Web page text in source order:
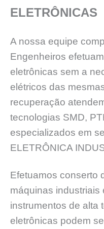
ELETRÔNICAS
A nossa equipe
Engenheiros
eletrônicas sem a
elétricos das
recuperação
tecnologias SMD,
especializados em
ELETRÔNICA
Efetuamos conserto
máquinas industriais
instrumentos de alta
eletrônicas podem